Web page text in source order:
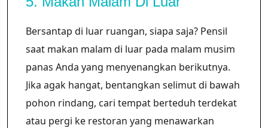
Bersantap di luar ruangan, siapa saja? Pensil
saat makan malam di luar pada malam musim
panas Anda yang menyenangkan berikutnya.
Jika agak hangat, bentangkan selimut di bawah
pohon rindang, cari tempat berteduh terdekat
atau pergi ke restoran yang menawarkan